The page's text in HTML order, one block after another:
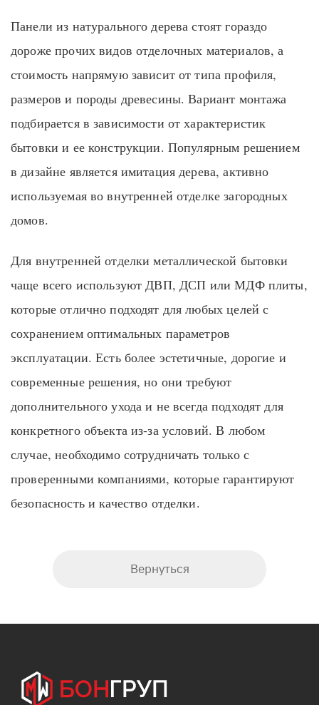
Панели из натурального дерева стоят гораздо
дороже прочих видов отделочных материалов, а
стоимость напрямую зависит от типа профиля,
размеров и породы древесины. Вариант монтажа
подбирается в зависимости от характеристик
бытовки и ее конструкции. Популярным решением
в дизайне является имитация дерева, активно
используемая во внутренней отделке загородных
домов.
Для внутренней отделки металлической бытовки
чаще всего используют ДВП, ДСП или МДФ плиты,
которые отлично подходят для любых целей с
сохранением оптимальных параметров
эксплуатации. Есть более эстетичные, дорогие и
современные решения, но они требуют
дополнительного ухода и не всегда подходят для
конкретного объекта из-за условий. В любом
случае, необходимо сотрудничать только с
проверенными компаниями, которые гарантируют
безопасность и качество отделки.
Вернуться